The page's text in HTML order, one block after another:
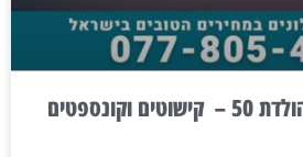
רעיונות למסיבת יום הולדת 50 – קישוטים וקונספטים